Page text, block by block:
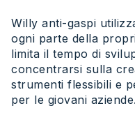
Willy anti-gaspi
ogni parte della
limita il tempo di
concentrarsi sulla
strumenti flessibili e
per le giovani aziende.